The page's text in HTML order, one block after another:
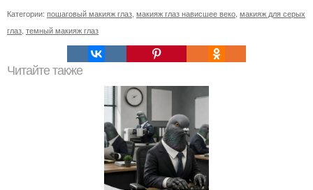
Категории: пошаговый макияж глаз макияж глаз нависшее веко макияж для серых
глаз темный макияж глаз
Читайте также